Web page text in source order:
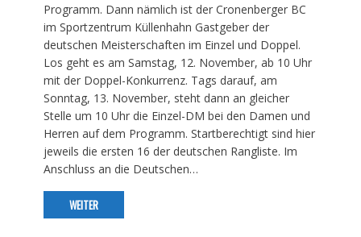
Programm. Dann nämlich ist der Cronenberger BC
im Sportzentrum Küllenhahn Gastgeber der
deutschen Meisterschaften im Einzel und Doppel.
Los geht es am Samstag, 12. November, ab 10 Uhr
mit der Doppel-Konkurrenz. Tags darauf, am
Sonntag, 13. November, steht dann an gleicher
Stelle um 10 Uhr die Einzel-DM bei den Damen und
Herren auf dem Programm. Startberechtigt sind hier
jeweils die ersten 16 der deutschen Rangliste. Im
Anschluss an die Deutschen…
WEITER